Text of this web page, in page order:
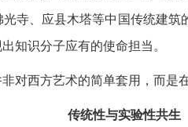
寺、应县木塔等中国传统建
知识分子应有的使命担当。
西方艺术的简单套用，而是在
传统性与实验性共生